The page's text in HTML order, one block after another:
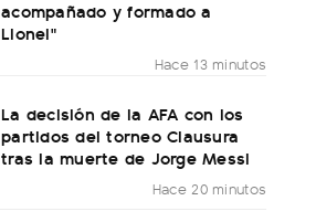
acompañado y formado a
Lionel"
Hace 13 minutos
La decisión de la AFA con los
partidos del torneo Clausura
tras la muerte de Jorge Messi
Hace 20 minutos